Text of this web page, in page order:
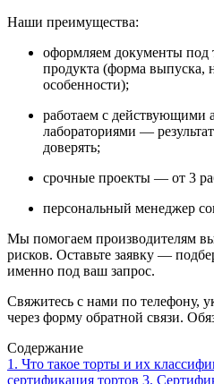
Наши преимущества:
оформляем документы под
продукта (форма выпуска,
особенности);
работаем с действующими
лабораториями —
доверять;
срочные проекты — от 3
персональный менеджер
Мы помогаем производителям
рисков. Оставьте заявку —
именно под ваш запрос.
Свяжитесь с нами по телефону,
через форму обратной связи.
Содержание
1. Что такое торты и их
сертификация тортов 3.